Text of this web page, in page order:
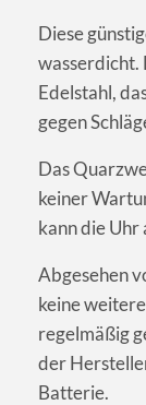
Diese
wasserdicht.
Edelstahl,
gegen
Das
keiner
kann die Uhr
Abgesehen
keine
regelmäßig
der
Batterie.